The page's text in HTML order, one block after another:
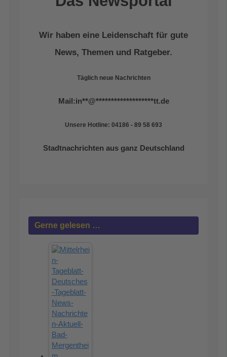
Wir haben eine Leidenschaft für gute
News, Themen und Ratgeber.
Täglich neue Nachrichten
Mail:in**@*******************tt.de
Unsere Hotline: 04186 - 89 58 693
Stadtnachrichten aus ganz Deutschland
Gerne gelesen …